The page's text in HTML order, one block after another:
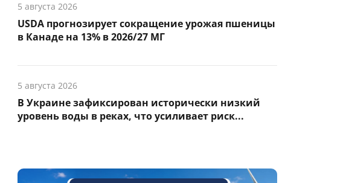
5 августа 2026
USDA прогнозирует сокращение урожая пшеницы
в Канаде на 13% в 2026/27 МГ
5 августа 2026
В Украине зафиксирован исторически низкий
уровень воды в реках, что усиливает риск...